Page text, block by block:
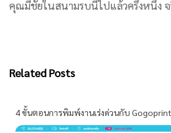
คุณมีชัยในสนามรบนี้ไปแล้วครึ่งหนึ่ง จ
Related Posts
4 ขั้นตอนการพิมพ์งานเร่งด่วนกับ Gogoprint